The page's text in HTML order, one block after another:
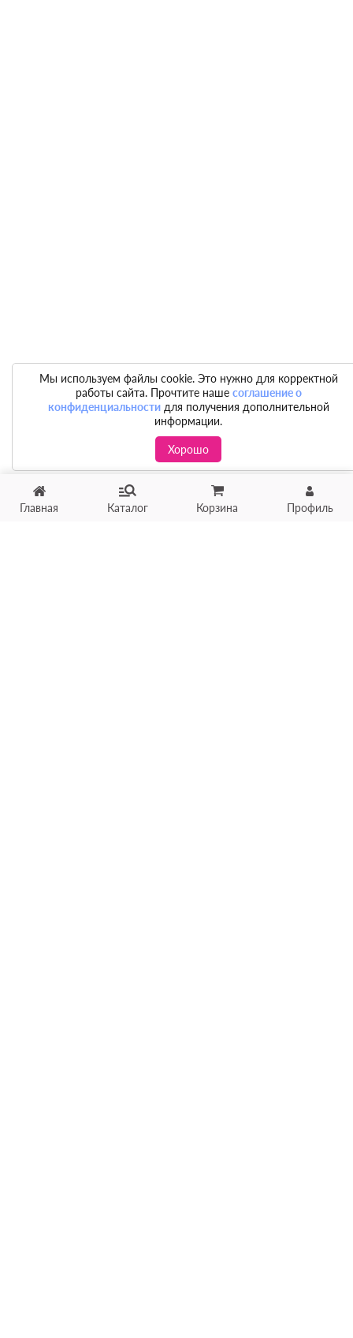
Главная Каталог Корзина Профиль
Мы используем файлы cookie. Это нужно для корректной
работы сайта. Прочтите наше соглашение о
конфиденциальностидля получения дополнительной
информации.
Хорошо